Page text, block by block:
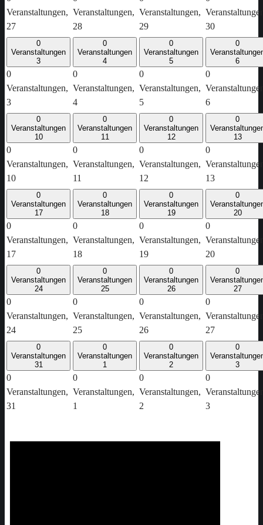
Veranstaltungen,
27
Veranstaltungen,
28
Veranstaltungen,
29
30
0
Veranstaltungen
3
0
Veranstaltungen,
3
0
Veranstaltungen
4
0
Veranstaltungen,
4
0
Veranstaltungen
5
0
Veranstaltungen,
5
0
6
0
6
0
Veranstaltungen
10
0
Veranstaltungen,
10
0
Veranstaltungen
11
0
Veranstaltungen,
11
0
Veranstaltungen
12
0
Veranstaltungen,
12
0
13
0
13
0
Veranstaltungen
17
0
Veranstaltungen,
17
0
Veranstaltungen
18
0
Veranstaltungen,
18
0
Veranstaltungen
19
0
Veranstaltungen,
19
0
20
0
20
0
Veranstaltungen
24
0
Veranstaltungen,
24
0
Veranstaltungen
25
0
Veranstaltungen,
25
0
Veranstaltungen
26
0
Veranstaltungen,
26
0
27
0
27
0
Veranstaltungen
31
0
Veranstaltungen,
31
0
Veranstaltungen
1
0
Veranstaltungen,
1
0
Veranstaltungen
2
0
Veranstaltungen,
2
0
3
0
3